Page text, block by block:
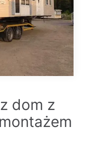
dom z